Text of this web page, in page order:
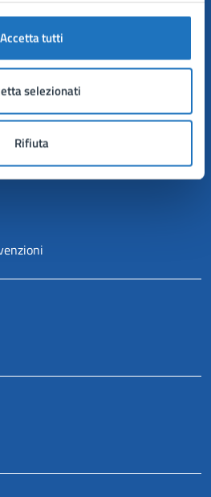
Accetta tutti
selezionati
Rifiuta